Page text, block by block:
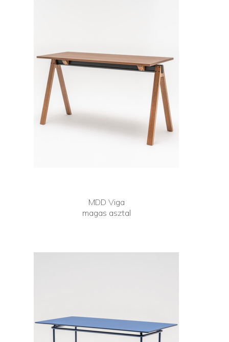
MDD Viga
magas asztal